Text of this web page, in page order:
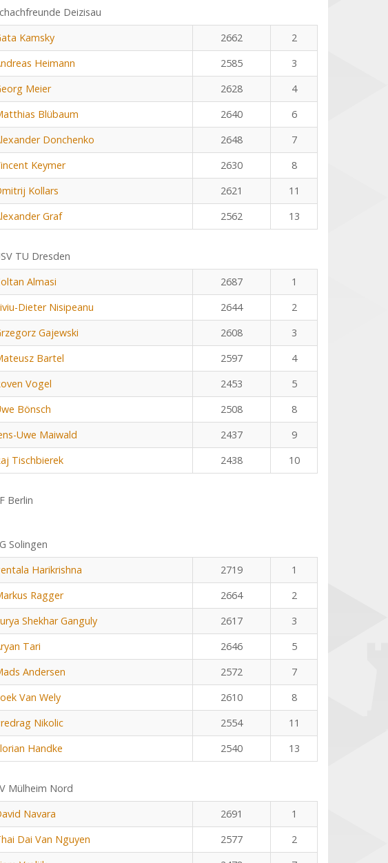
Deizisau
Kamsky 2662
2
Heimann 2585
3
Meier 2628
4
Blübaum 2640
6
Donchenko 2648
7
Keymer 2630
8
Kollars 2621
11
Graf 2562 13
TU Dresden
Almasi 2687
1
Dieter Nisipeanu 2644
2
Gajewski 2608
3
Bartel 2597
4
Vogel 2453
5
Bönsch 2508
8
Uwe Maiwald 2437
9
Tischbierek 2438 10
Berlin
Solingen
Harikrishna 2719
1
Ragger 2664
2
Shekhar Ganguly 2617
3
Tari 2646
5
Andersen 2572
7
Van Wely 2610
8
Nikolic 2554
11
Handke 2540 13
Mülheim Nord
Navara 2691
1
Dai Van Nguyen 2577
2